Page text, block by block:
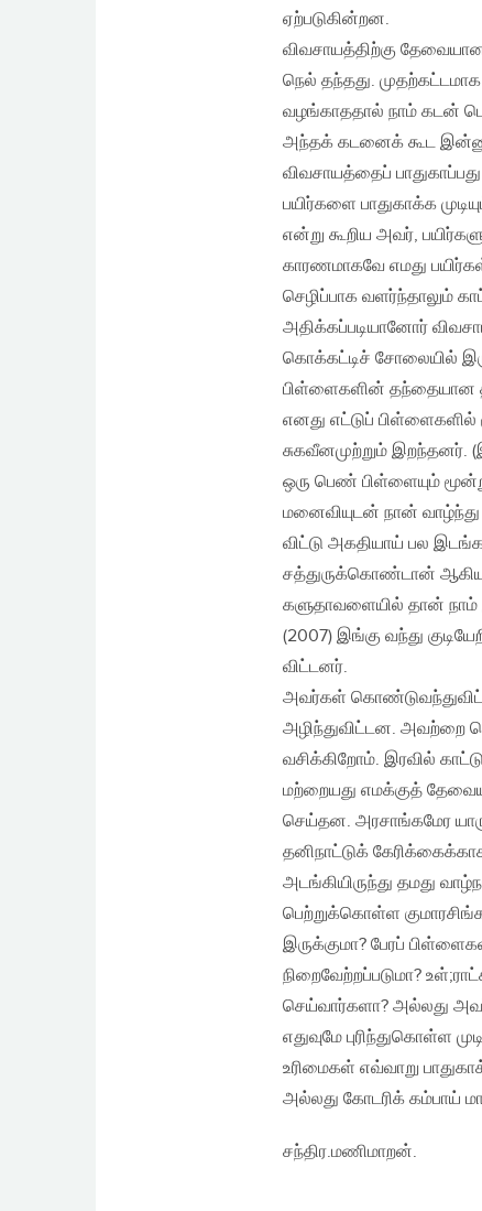
ஏற்படுகின்றன.
விவசாயத்திற்கு
நெல் தந்தது.
வழங்காததால் நாம் கடன்
அந்தக் கடனைக் கூட இன்னும்
விவசாயத்தைப்
பயிர்களை பாதுகாக்க
என்று கூறிய அவர்‚
காரணமாகவே எமது
செழிப்பாக வளர்ந்தாலும்
அதிக்கப்படியானோர்
கொக்கட்டிச் சோலையில்
பிள்ளைகளின் தந்தையான
எனது எட்டுப்
சுகவீனமுற்றும்
ஒரு பெண் பிள்ளையும்
மனைவியுடன் நான்
விட்டு அகதியாய் பல
சத்துருக்கொண்டான் ஆகிய
களுதாவளையில் தான் நாம்
(2007) இங்கு வந்து
விட்டனர்.
அவர்கள்
அழிந்துவிட்டன. அவற்றை
வசிக்கிறோம். இரவில்
மற்றையது எமக்குத்
செய்தன. அரசாங்கமேர
தனிநாட்டுக்
அடங்கியிருந்து தமது
பெற்றுக்கொள்ள
இருக்குமா? பேரப்
நிறைவேற்றப்படுமா?
செய்வார்களா? அல்லது
எதுவுமே புரிந்துகொள்ள
உரிமைகள் எவ்வாறு
அல்லது கோடரிக் கம்பாய்
சந்திர.மணிமாறன்.